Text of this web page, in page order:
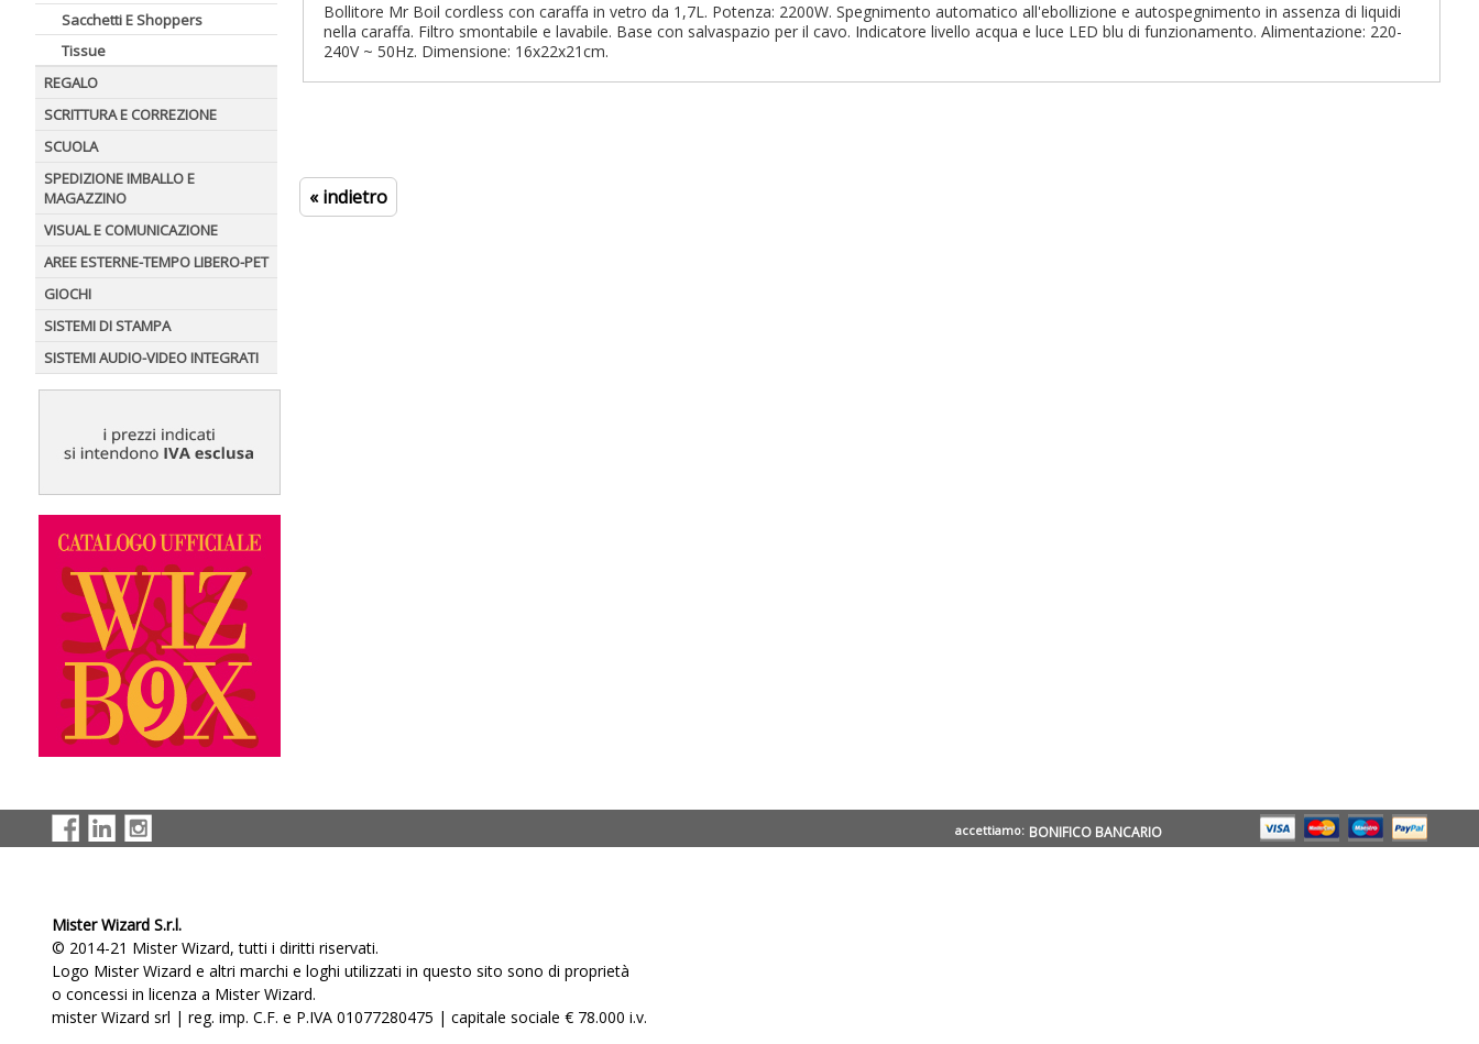
Sacchetti E Shoppers
Tissue
REGALO
SCRITTURA E CORREZIONE
SCUOLA
SPEDIZIONE IMBALLO E
MAGAZZINO
VISUAL E COMUNICAZIONE
AREE ESTERNE-TEMPO LIBERO-PET
GIOCHI
SISTEMI DI STAMPA
SISTEMI AUDIO-VIDEO INTEGRATI
Bollitore Mr Boil cordless con caraffa in vetro da 1,7L. Potenza: 2200W. Spegnimento automatico all'ebollizione e autospegnimento in assenza di liquidi
nella caraffa. Filtro smontabile e lavabile. Base con salvaspazio per il cavo. Indicatore livello acqua e luce LED blu di funzionamento. Alimentazione: 220-
240V ~ 50Hz. Dimensione: 16x22x21cm.
« indietro
BONIFICO BANCARIO
accettiamo:
Mister Wizard S.r.l.
© 2014-21 Mister Wizard, tutti i diritti riservati.
Logo Mister Wizard e altri marchi e loghi utilizzati in questo sito sono di proprietà
o concessi in licenza a Mister Wizard.
mister Wizard srl | reg. imp. C.F. e P.IVA 01077280475 | capitale sociale € 78.000 i.v.